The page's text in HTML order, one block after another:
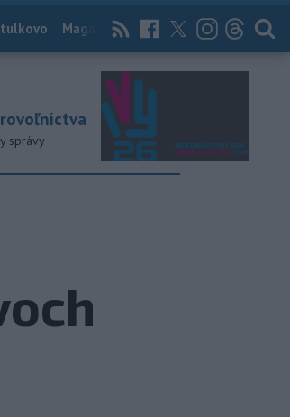
Magazín News Now Archív
správy